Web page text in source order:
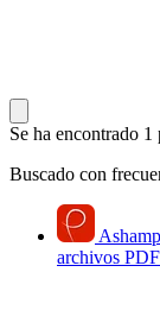
Se ha encontrado 1
Buscado con
archivos